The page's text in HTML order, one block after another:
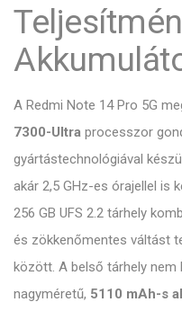
A Redmi Note 14 Pro 5G
7300-Ultra processzor
gyártástechnológiával
akár 2,5 GHz-es órajellel is
256 GB UFS 2.2 tárhely
és zökkenőmentes váltást
között. A belső tárhely
nagyméretű, 5110 mAh-s